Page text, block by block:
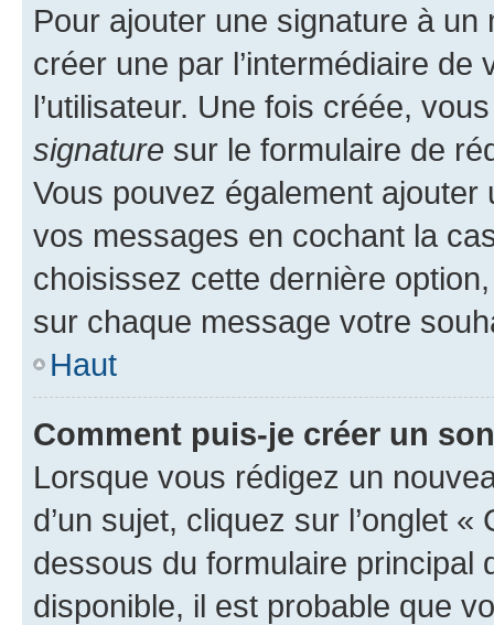
Pour ajouter une signature à un
créer une par l’intermédiaire
l’utilisateur. Une fois créée,
signature sur le formulaire de
Vous pouvez également
vos messages en cochant la
choisissez cette dernière
sur chaque message votre
Haut
Comment puis-je créer un
Lorsque vous rédigez un
d’un sujet, cliquez sur l’onglet
dessous du formulaire principal
disponible, il est probable que